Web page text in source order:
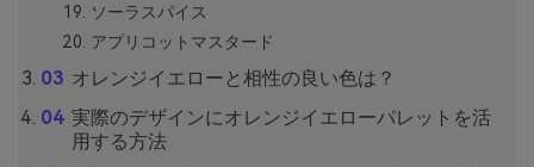
ソーラスパイス
アプリコットマスタード
オレンジイエローと相性の良い色は？
実際のデザインにオレンジイエローパレットを活
用する方法